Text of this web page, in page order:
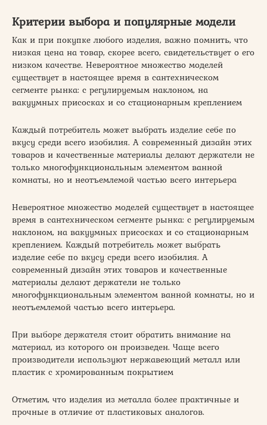
Критерии выбора и популярные модели
Как и при покупке любого изделия, важно помнить, что
низкая цена на товар, скорее всего, свидетельствует о его
низком качестве. Невероятное множество моделей
существует в настоящее время в сантехническом
сегменте рынка: с регулируемым наклоном, на
вакуумных присосках и со стационарным креплением
Каждый потребитель может выбрать изделие себе по
вкусу среди всего изобилия. А современный дизайн этих
товаров и качественные материалы делают держатели не
только многофункциональным элементом ванной
комнаты, но и неотъемлемой частью всего интерьера
Невероятное множество моделей существует в настоящее
время в сантехническом сегменте рынка: с регулируемым
наклоном, на вакуумных присосках и со стационарным
креплением. Каждый потребитель может выбрать
изделие себе по вкусу среди всего изобилия. А
современный дизайн этих товаров и качественные
материалы делают держатели не только
многофункциональным элементом ванной комнаты, но и
неотъемлемой частью всего интерьера.
При выборе держателя стоит обратить внимание на
материал, из которого он произведен. Чаще всего
производители используют нержавеющий металл или
пластик с хромированным покрытием
Отметим, что изделия из металла более практичные и
прочные в отличие от пластиковых аналогов.